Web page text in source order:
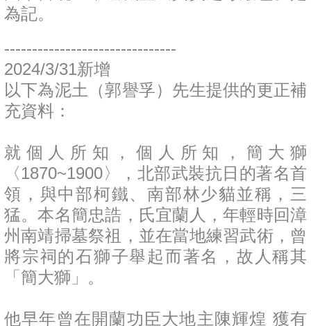
為記。
-------------------------------
2024/3/31新增
以下為泥土（郭譽孚）先生提供的更正補
充資料：
就個人所知，個人所知，簡大獅
〈1870~1900〉，北部武裝抗日的著名首
領，與中部柯鐵、南部林少貓並稱，三
猛。本名簡忠誥，氏宜蘭人，年輕時回漳
州南靖掃墓祭祖，並在當地練習武術，曾
將宗祠的石獅子舉起而著名，故人稱其
「簡大獅」。
他早年曾在開蘭功臣大地主陳輝煌 獲有